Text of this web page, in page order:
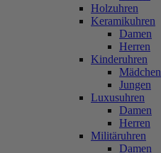
Holzuhren
Keramikuhren
Damen
Herren
Kinderuhren
Mädchen
Jungen
Luxusuhren
Damen
Herren
Militäruhren
Damen